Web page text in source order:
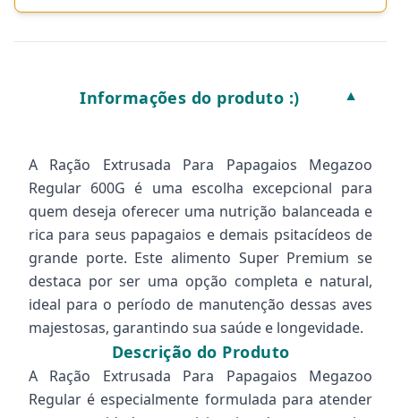
Informações do produto :) ▼
A Ração Extrusada Para Papagaios Megazoo
Regular 600G é uma escolha excepcional para
quem deseja oferecer uma nutrição balanceada e
rica para seus papagaios e demais psitacídeos de
grande porte. Este alimento Super Premium se
destaca por ser uma opção completa e natural,
ideal para o período de manutenção dessas aves
majestosas, garantindo sua saúde e longevidade.
Descrição do Produto
A Ração Extrusada Para Papagaios Megazoo
Regular é especialmente formulada para atender